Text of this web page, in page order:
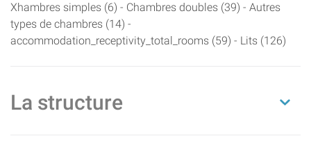
Xhambres simples (6) - Chambres doubles (39) - Autres
types de chambres (14) -
accommodation_receptivity_total_rooms (59) - Lits (126)
La structure